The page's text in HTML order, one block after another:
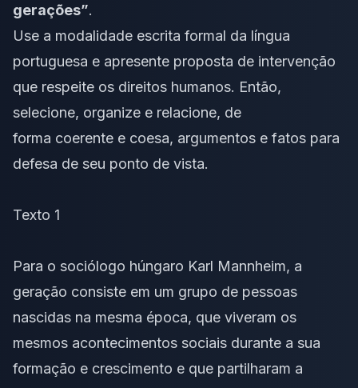
gerações”.
Use a modalidade escrita formal da língua
portuguesa e apresente proposta de intervenção
que respeite os direitos humanos. Então,
selecione, organize e relacione, de
forma coerente e coesa, argumentos e fatos para
defesa de seu ponto de vista.
Texto 1
Para o sociólogo húngaro Karl Mannheim, a
geração consiste em um grupo de pessoas
nascidas na mesma época, que viveram os
mesmos acontecimentos sociais durante a sua
formação e crescimento e que partilharam a